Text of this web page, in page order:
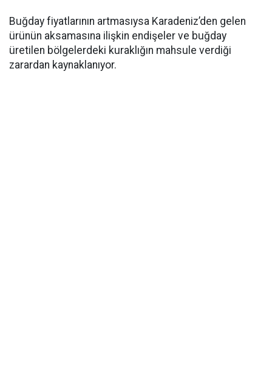
Buğday fiyatlarının artmasıysa Karadeniz’den gelen
ürünün aksamasına ilişkin endişeler ve buğday
üretilen bölgelerdeki kuraklığın mahsule verdiği
zarardan kaynaklanıyor.